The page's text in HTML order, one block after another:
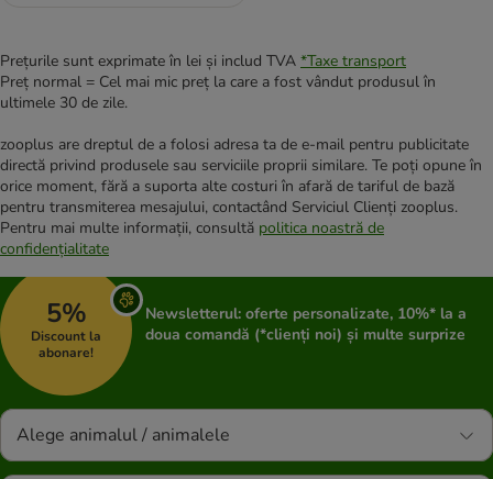
Prețurile sunt exprimate în lei și includ TVA *Taxe transport
Preț normal = Cel mai mic preț la care a fost vândut produsul în
ultimele 30 de zile.
zooplus are dreptul de a folosi adresa ta de e-mail pentru publicitate
directă privind produsele sau serviciile proprii similare. Te poți opune în
orice moment, fără a suporta alte costuri în afară de tariful de bază
pentru transmiterea mesajului, contactând Serviciul Clienți zooplus.
Pentru mai multe informații, consultă politica noastră de
confidențialitate
5%
Discount la
abonare!
Newsletterul: oferte personalizate, 10%* la a
doua comandă (*clienți noi) și multe surprize
Alege animalul / animalele